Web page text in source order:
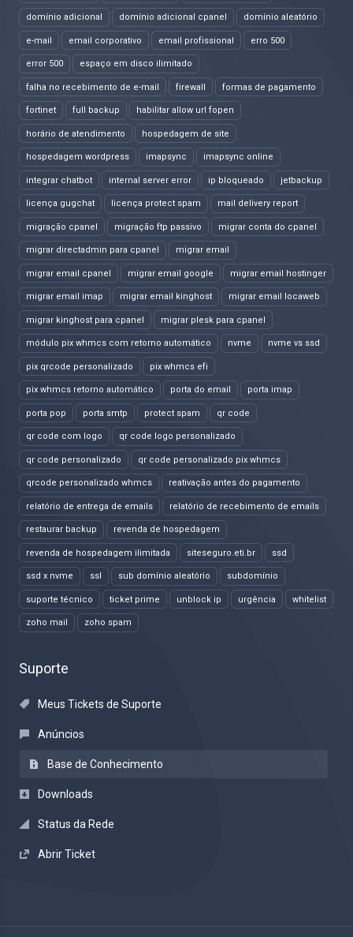
domínio adicional domínio adicional cpanel domínio aleatório
e-mail email corporativo email profissional erro 500
error 500 espaço em disco ilimitado
falha no recebimento de e-mail firewall formas de pagamento
fortinet full backup habilitar allow url fopen
horário de atendimento hospedagem de site
hospedagem wordpress imapsync imapsync online
integrar chatbot internal server error ip bloqueado jetbackup
licença gugchat licença protect spam mail delivery report
migração cpanel migração ftp passivo migrar conta do cpanel
migrar directadmin para cpanel migrar email
migrar email cpanel migrar email google migrar email hostinger
migrar email imap migrar email kinghost migrar email locaweb
migrar kinghost para cpanel migrar plesk para cpanel
módulo pix whmcs com retorno automático nvme nvme vs ssd
pix qrcode personalizado pix whmcs efi
pix whmcs retorno automático porta do email porta imap
porta pop porta smtp protect spam qr code
qr code com logo qr code logo personalizado
qr code personalizado qr code personalizado pix whmcs
qrcode personalizado whmcs reativação antes do pagamento
relatório de entrega de emails relatório de recebimento de emails
restaurar backup revenda de hospedagem
revenda de hospedagem ilimitada siteseguro.eti.br ssd
ssd x nvme ssl sub domínio aleatório subdomínio
suporte técnico ticket prime unblock ip urgência whitelist
zoho mail zoho spam
Suporte
Meus Tickets de Suporte
Anúncios
Base de Conhecimento
Downloads
Status da Rede
Abrir Ticket